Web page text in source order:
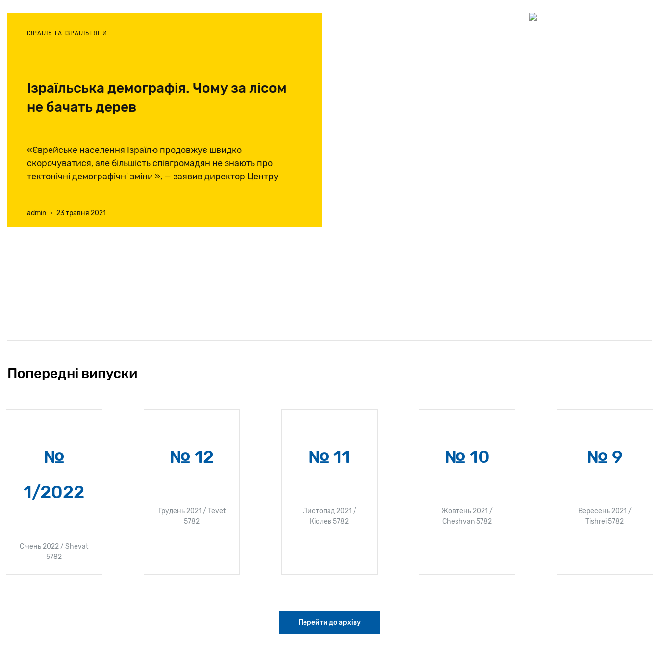
ІЗРАЇЛЬ ТА ІЗРАЇЛЬТЯНИ
Ізраїльська демографія. Чому за лісом
не бачать дерев
«Єврейське населення Ізраїлю продовжує швидко
скорочуватися, але більшість співгромадян не знають про
тектонічні демографічні зміни », — заявив директор Центру
admin • 23 травня 2021
Попередні випуски
№
1/2022
Січень 2022 / Shevat
5782
№ 12
Грудень 2021 / Tevet
5782
№ 11
Листопад 2021 /
Кіслев 5782
№ 10
Жовтень 2021 /
Cheshvan 5782
№ 9
Вересень 2021 /
Tishrei 5782
Перейти до архіву